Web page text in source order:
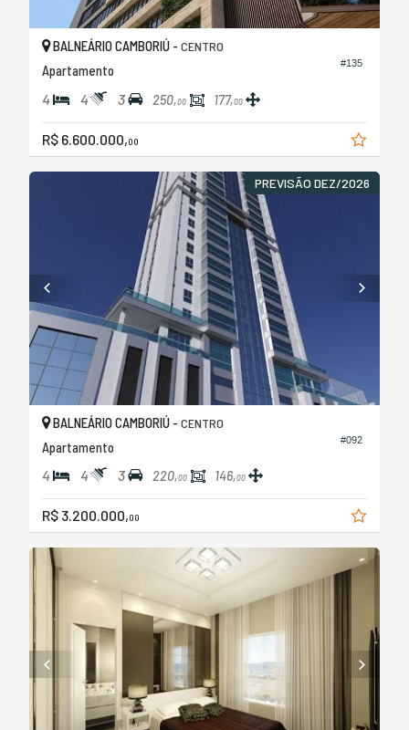
#135
BALNEÁRIO CAMBORIÚ - CENTRO
Apartamento
4 4 3 250,00 177,00
R$ 6.600.000,00
PREVISÃO DEZ/2026
#092
BALNEÁRIO CAMBORIÚ - CENTRO
Apartamento
4 4 3 220,00 146,00
R$ 3.200.000,00